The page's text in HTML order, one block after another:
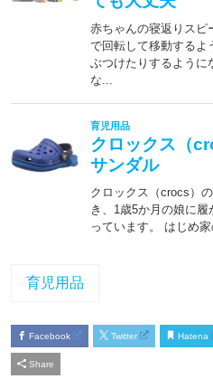
育児用品
Facebook Twitter Hatena
Share